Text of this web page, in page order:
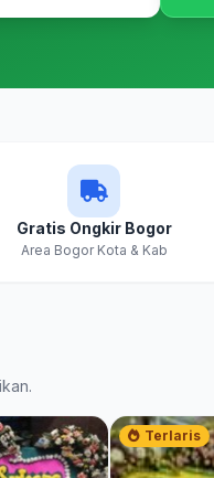
Gratis Ongkir Bogor
Area Bogor Kota & Kab
Terlaris